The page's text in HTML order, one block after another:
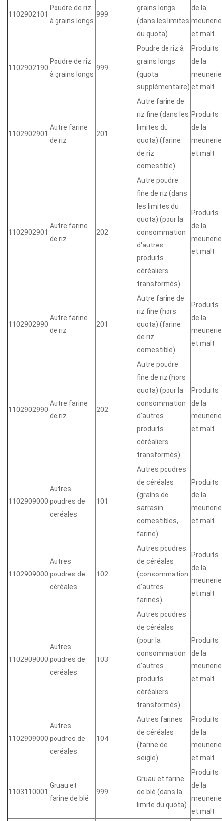
1102902101
Poudre de riz
à grains longs
999
grains longs
(dans les limites
du quota)
de la
meunerie
et malt
1102902190
Poudre de riz
à grains longs
999
Poudre de riz à
grains longs
(quota
supplémentaire)
Produits
de la
meunerie
et malt
1102902901
Autre farine
de riz
201
Autre farine de
riz fine (dans les
limites du
quota) (farine
de riz
comestible)
Produits
de la
meunerie
et malt
1102902901
Autre farine
de riz
202
Autre poudre
fine de riz (dans
les limites du
quota) (pour la
consommation
d'autres
produits
céréaliers
transformés)
Produits
de la
meunerie
et malt
1102902990
Autre farine
de riz
201
Autre farine de
riz fine (hors
quota) (farine
de riz
comestible)
Produits
de la
meunerie
et malt
1102902990
Autre farine
de riz
202
Autre poudre
fine de riz (hors
quota) (pour la
consommation
d'autres
produits
céréaliers
transformés)
Produits
de la
meunerie
et malt
1102909000
Autres
poudres de
céréales
101
Autres poudres
de céréales
(grains de
sarrasin
comestibles,
farine)
Produits
de la
meunerie
et malt
1102909000
Autres
poudres de
céréales
102
Autres poudres
de céréales
(consommation
d'autres
farines)
Produits
de la
meunerie
et malt
1102909000
Autres
poudres de
céréales
103
Autres poudres
de céréales
(pour la
consommation
d'autres
produits
céréaliers
transformés)
Produits
de la
meunerie
et malt
1102909000
Autres
poudres de
céréales
104
Autres farines
de céréales
(farine de
seigle)
Produits
de la
meunerie
et malt
1103110001
Gruau et
farine de blé
999
Gruau et farine
de blé (dans la
limite du quota)
Produits
de la
meunerie
et malt